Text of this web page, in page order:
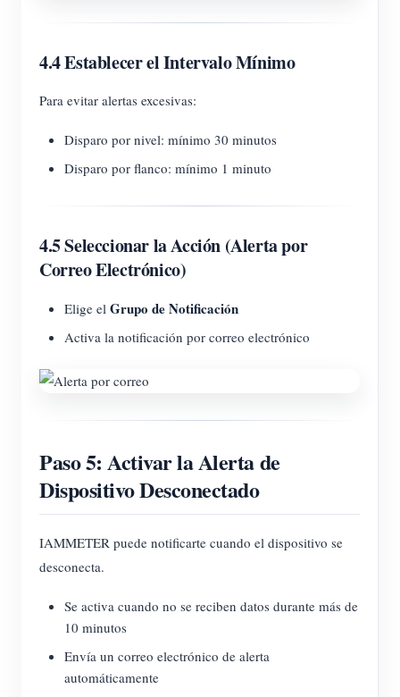
4.4 Establecer el Intervalo Mínimo
Para evitar alertas excesivas:
Disparo por nivel: mínimo 30 minutos
Disparo por flanco: mínimo 1 minuto
4.5 Seleccionar la Acción (Alerta por
Correo Electrónico)
Elige el Grupo de Notificación
Activa la notificación por correo electrónico
Paso 5: Activar la Alerta de
Dispositivo Desconectado
IAMMETER puede notificarte cuando el dispositivo se
desconecta.
Se activa cuando no se reciben datos durante más de
10 minutos
Envía un correo electrónico de alerta
automáticamente